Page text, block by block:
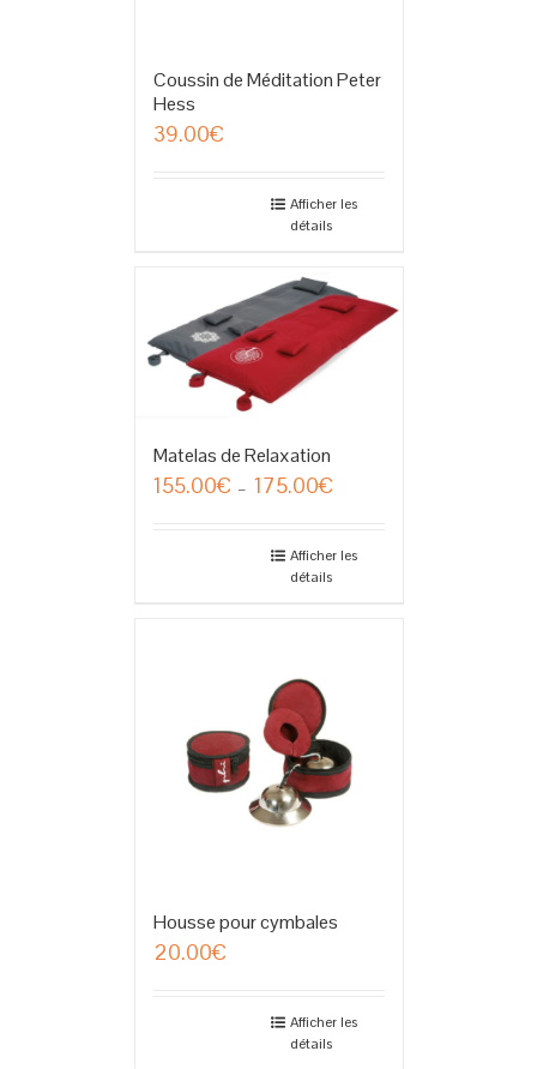
Coussin de Méditation Peter
Hess
39.00€
Afficher les
détails
Matelas de Relaxation
155.00€ – 175.00€Plage
155.00€
à
Afficher les
détails
Housse pour cymbales
20.00€
Afficher les
détails